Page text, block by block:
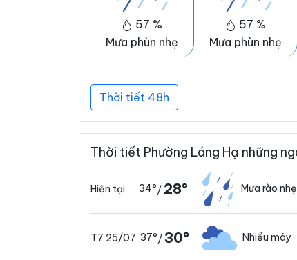
57 %
Mưa phùn nhẹ
57 %
Mưa phùn nhẹ
Thời tiết 48h
Thời tiết Phường Láng Hạ những
Hiện tại 34°/ 28° Mưa rào nhẹ
T7 25/07 37°/30° Nhiều mây